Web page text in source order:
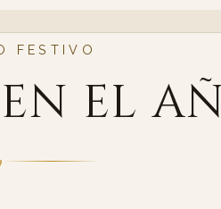
FESTIVO
el